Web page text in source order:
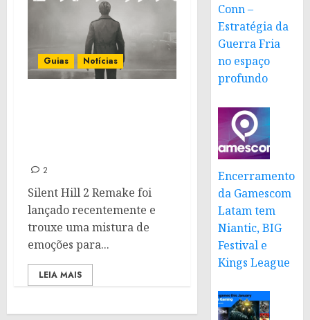
Guias Notícias
2
Silent Hill 2 Remake foi
lançado recentemente e
trouxe uma mistura de
emoções para...
LEIA MAIS
Conn –
Estratégia da
Guerra Fria
no espaço
profundo
Encerramento
da Gamescom
Latam tem
Niantic, BIG
Festival e
Kings League